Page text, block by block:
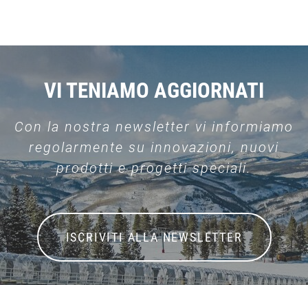
VI TENIAMO AGGIORNATI
Con la nostra newsletter vi informiamo
regolarmente su innovazioni, nuovi
prodotti e progetti speciali.
ISCRIVITI ALLA NEWSLETTER